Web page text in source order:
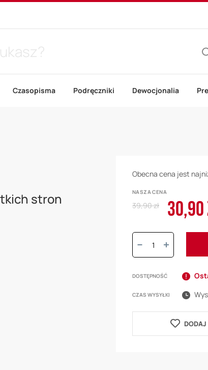
Czasopisma Podręczniki Dewocjonalia
stron
Obecna cena jest
NASZA CENA
Cena
promocyjna
30,90
Regular
39,90 zł
Ilość:
DOSTĘPNOŚĆ
CZAS WYSYŁKI